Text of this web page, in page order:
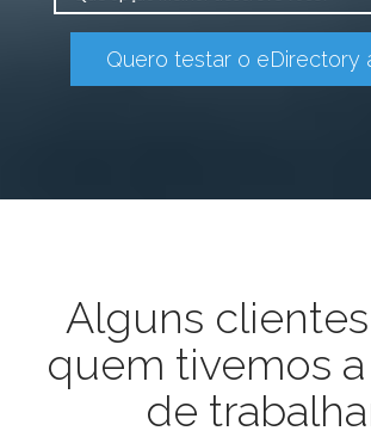
Quero testar o eDirectory
Alguns
quem tivemos
de